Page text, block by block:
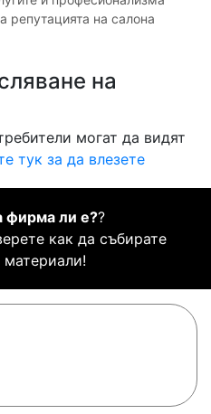
репутацията на салона
на
могат да видят
тук за да влезете
фирма ли е??
как да събирате